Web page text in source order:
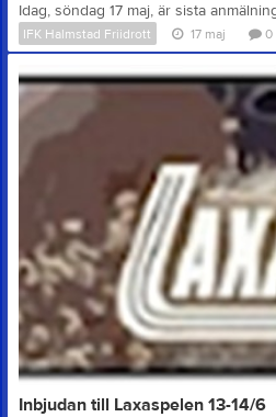
IFK Halmstad Friidrott 17 maj 0
Inbjudan till Laxaspelen 13-14/6